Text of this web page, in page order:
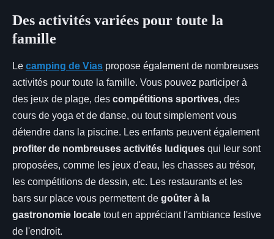
Des activités variées pour toute la
famille
Le camping de Vias propose également de nombreuses
activités pour toute la famille. Vous pouvez participer à
des jeux de plage, des compétitions sportives, des
cours de yoga et de danse, ou tout simplement vous
détendre dans la piscine. Les enfants peuvent également
profiter de nombreuses activités ludiques qui leur sont
proposées, comme les jeux d'eau, les chasses au trésor,
les compétitions de dessin, etc. Les restaurants et les
bars sur place vous permettent de goûter à la
gastronomie locale tout en appréciant l'ambiance festive
de l'endroit.